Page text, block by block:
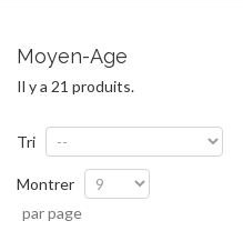
Moyen-Age
Il y a 21 produits.
Tri
Montrer
par page